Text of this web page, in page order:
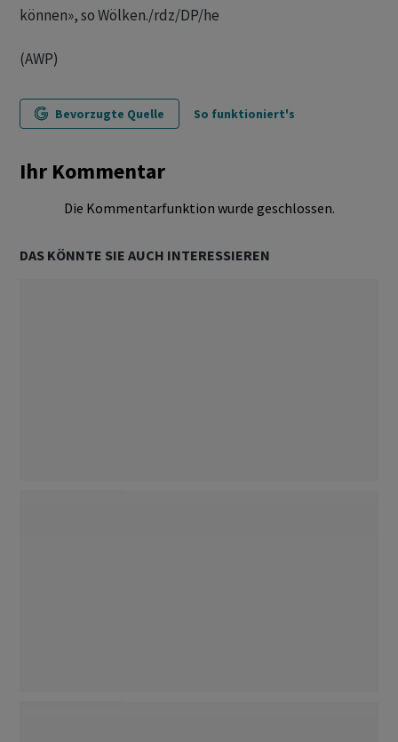
können», so Wölken./rdz/DP/he
(AWP)
Bevorzugte Quelle So funktioniert's
Ihr Kommentar
Die Kommentarfunktion wurde geschlossen.
DAS KÖNNTE SIE AUCH INTERESSIEREN